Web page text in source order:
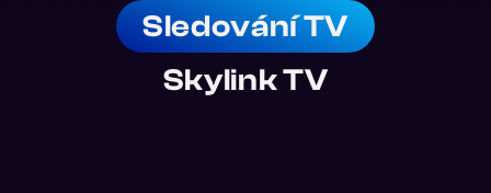
Sledování TV
Skylink TV